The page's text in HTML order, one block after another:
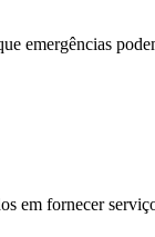
em fornecer